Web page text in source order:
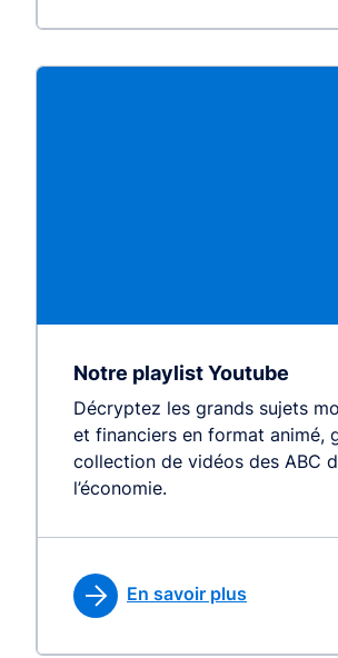
Notre playlist Youtube
Décryptez les grands sujets
et financiers en format animé,
collection de vidéos des ABC
l’économie.
En savoir plus